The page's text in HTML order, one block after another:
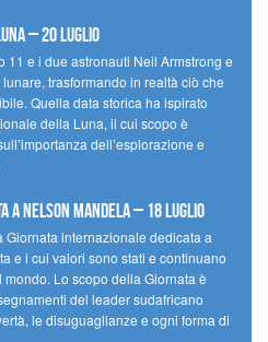
– 20 luglio
e i due astronauti Neil Armstrong e
trasformando in realtà ciò che
Quella data storica ha ispirato
della Luna, il cui scopo è
dell’esplorazione e
a Nelson Mandela – 18 luglio
internazionale dedicata a
e i cui valori sono stati e continuano
Lo scopo della Giornata è
del leader sudafricano
le disuguaglianze e ogni forma di